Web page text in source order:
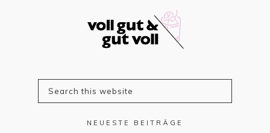
NEUESTE BEITRÄGE